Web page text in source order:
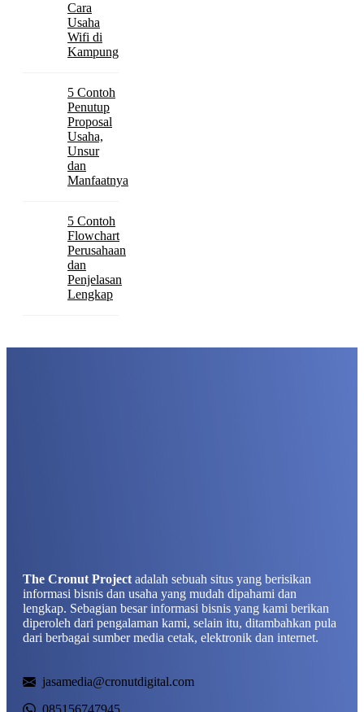
Cara
Usaha
Wifi di
Kampung
5 Contoh
Penutup
Proposal
Usaha,
Unsur
dan
Manfaatnya
5 Contoh
Flowchart
Perusahaan
dan
Penjelasan
Lengkap
The Cronut Project adalah sebuah situs yang berisikan
informasi bisnis dan usaha yang mudah dipahami dan
lengkap. Sebagian besar informasi bisnis yang kami berikan
diperoleh dari pengalaman kami, selain itu, ditambahkan pula
dari berbagai sumber media cetak, elektronik dan internet.
jasamedia@cronutdigital.com
085156747945